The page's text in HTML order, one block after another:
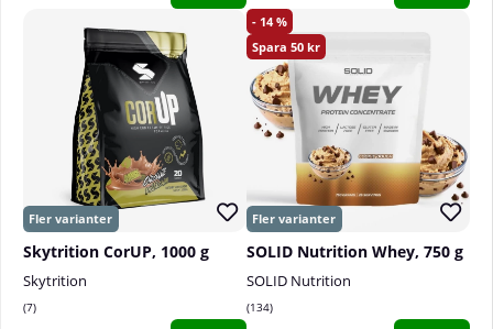
Skytrition CorUP, 1000 g
Skytrition
7
14
50
SOLID Nutrition Whey, 750 g
SOLID Nutrition
134